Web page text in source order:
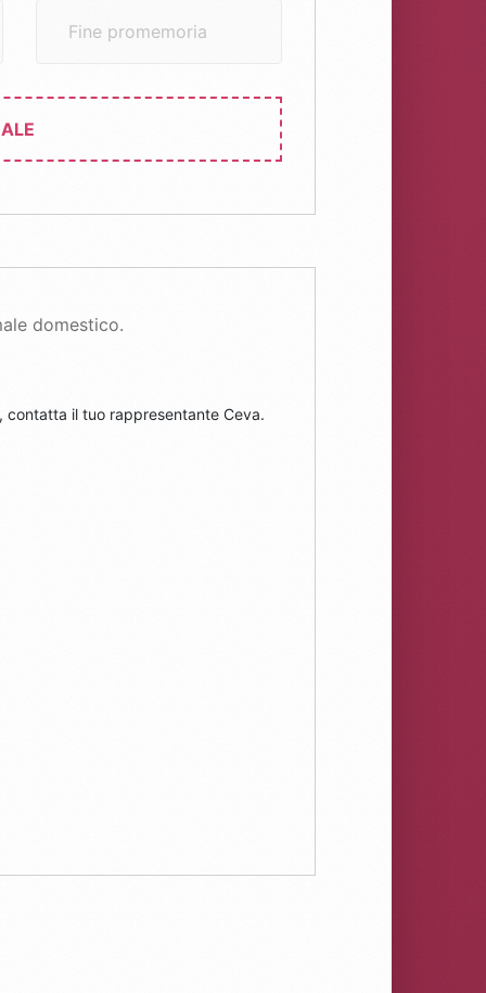
Fine promemoria
domestico.
contatta il tuo rappresentante Ceva.